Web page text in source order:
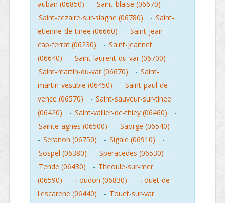
auban (06850)
- Saint-blaise (06670)
-
Saint-cezaire-sur-siagne (06780)
- Saint-
etienne-de-tinee (06660)
- Saint-jean-
cap-ferrat (06230)
- Saint-jeannet
(06640)
- Saint-laurent-du-var (06700)
-
Saint-martin-du-var (06670)
- Saint-
martin-vesubie (06450)
- Saint-paul-de-
vence (06570)
- Saint-sauveur-sur-tinee
(06420)
- Saint-vallier-de-thiey (06460)
-
Sainte-agnes (06500)
- Saorge (06540)
- Seranon (06750) - Sigale (06910)
-
Sospel (06380)
- Speracedes (06530)
-
Tende (06430)
- Theoule-sur-mer
(06590)
- Toudon (06830) - Touet-de-
l'escarene (06440)
- Touet-sur-var